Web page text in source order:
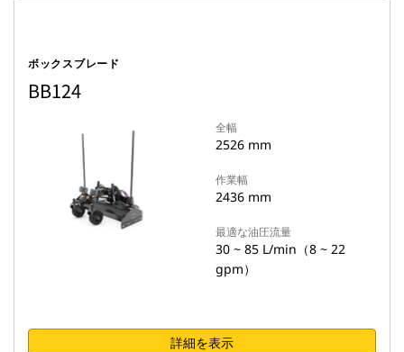
ボックスブレード
BB124
全幅
2526 mm
作業幅
2436 mm
最適な油圧流量
30 ~ 85 L/min（8 ~ 22
gpm）
詳細を表示